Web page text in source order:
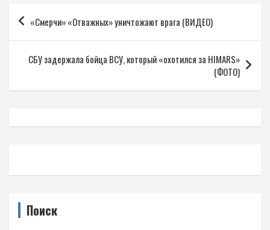
Навигация
по
записям
«Смерчи» «Отважных» уничтожают врага (ВИДЕО)
СБУ задержала бойца ВСУ, который «охотился за HIMARS»
(ФОТО)
Поиск